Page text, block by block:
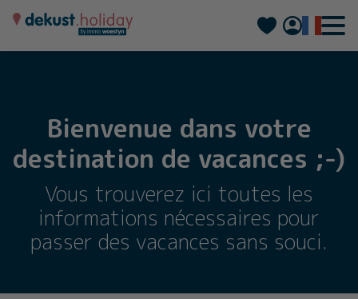
Deutsch
Bienvenue dans votre
destination de vacances ;-)
Vous trouverez ici toutes les
informations nécessaires pour
passer des vacances sans souci.